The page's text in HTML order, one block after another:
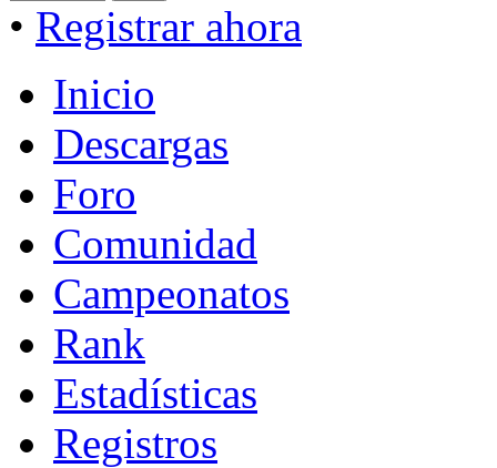
• Registrar ahora
Inicio
Descargas
Foro
Comunidad
Campeonatos
Rank
Estadísticas
Registros